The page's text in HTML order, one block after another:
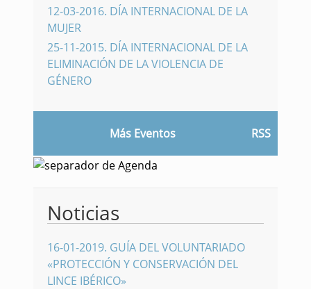
12-03-2016. DÍA INTERNACIONAL DE LA
MUJER
25-11-2015. DÍA INTERNACIONAL DE LA
ELIMINACIÓN DE LA VIOLENCIA DE
GÉNERO
Más Eventos RSS
Noticias
16-01-2019. GUÍA DEL VOLUNTARIADO
«PROTECCIÓN Y CONSERVACIÓN DEL
LINCE IBÉRICO»